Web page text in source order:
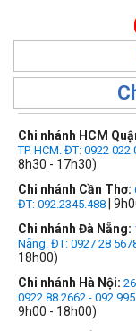
Chi nhánh HCM
TP. HCM. ĐT: 0922 022
8h30 - 17h30)
Chi nhánh Cần Thơ:
ĐT: 092.2345.488 |
Chi nhánh Đà Nẵng:
Nẵng. ĐT: 0927 28
18h00)
Chi nhánh Hà Nội:
0922 88 2662 -
9h00 - 18h00)